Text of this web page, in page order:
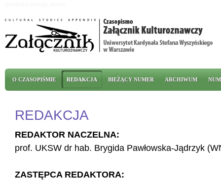
Menu główne
O CZASOPIŚMIE REDAKCJA BIEŻĄCY NUMER ARCHIWUM
REDAKCJA
REDAKTOR NACZELNA:
prof. UKSW dr hab. Brygida Pawłowska-Jądrzyk
ZASTĘPCA REDAKTORA: